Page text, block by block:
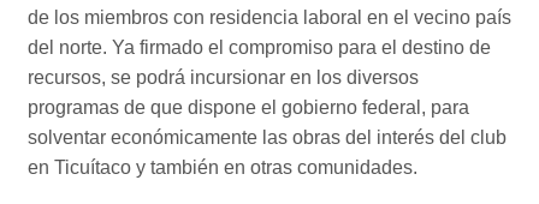
de los miembros con residencia laboral en el vecino país
del norte. Ya firmado el compromiso para el destino de
recursos, se podrá incursionar en los diversos
programas de que dispone el gobierno federal, para
solventar económicamente las obras del interés del club
en Ticuítaco y también en otras comunidades.